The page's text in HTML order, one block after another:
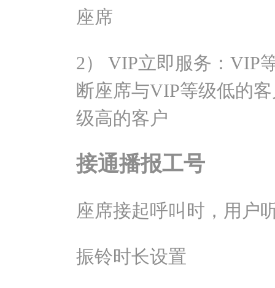
座席
2） VIP立即服务：VIP
断座席与VIP等级低的
级高的客户
接通播报工号
座席接起呼叫时，用户
振铃时长设置